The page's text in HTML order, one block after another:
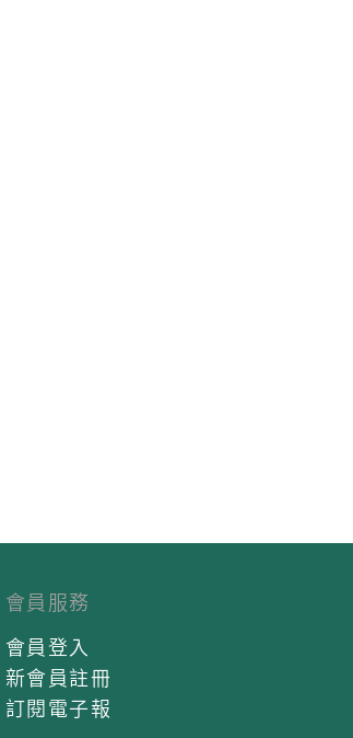
會員服務
會員登入
新會員註冊
訂閱電子報